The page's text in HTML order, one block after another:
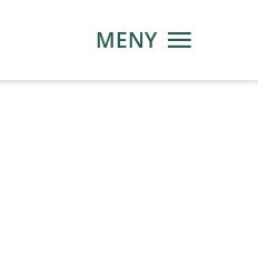
MENY